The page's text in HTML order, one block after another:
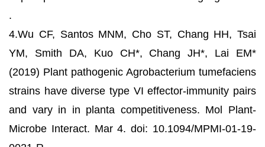
.
4.Wu CF, Santos MNM, Cho ST, Chang HH, Tsai
YM, Smith DA, Kuo CH*, Chang JH*, Lai EM*
(2019) Plant pathogenic Agrobacterium tumefaciens
strains have diverse type VI effector-immunity pairs
and vary in in planta competitiveness. Mol Plant-
Microbe Interact. Mar 4. doi: 10.1094/MPMI-01-19-